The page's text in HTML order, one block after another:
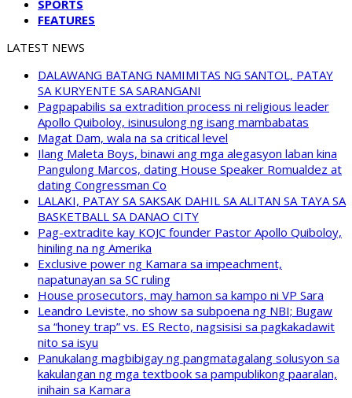
SPORTS
FEATURES
LATEST NEWS
DALAWANG BATANG NAMIMITAS NG SANTOL, PATAY
SA KURYENTE SA SARANGANI
Pagpapabilis sa extradition process ni religious leader
Apollo Quiboloy, isinusulong ng isang mambabatas
Magat Dam, wala na sa critical level
Ilang Maleta Boys, binawi ang mga alegasyon laban kina
Pangulong Marcos, dating House Speaker Romualdez at
dating Congressman Co
LALAKI, PATAY SA SAKSAK DAHIL SA ALITAN SA TAYA SA
BASKETBALL SA DANAO CITY
Pag-extradite kay KOJC founder Pastor Apollo Quiboloy,
hiniling na ng Amerika
Exclusive power ng Kamara sa impeachment,
napatunayan sa SC ruling
House prosecutors, may hamon sa kampo ni VP Sara
Leandro Leviste, no show sa subpoena ng NBI; Bugaw
sa “honey trap” vs. ES Recto, nagsisisi sa pagkakadawit
nito sa isyu
Panukalang magbibigay ng pangmatagalang solusyon sa
kakulangan ng mga textbook sa pampublikong paaralan,
inihain sa Kamara